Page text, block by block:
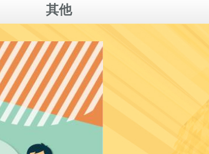
其他